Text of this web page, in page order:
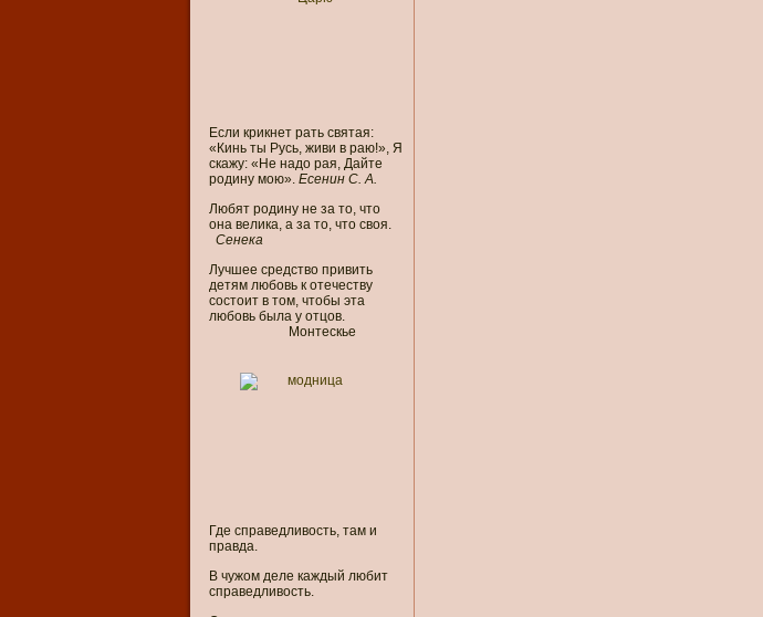
Если крикнет рать святая:
«Кинь ты Русь, живи в раю!», Я
скажу: «Не надо рая, Дайте
родину мою». Есенин С. А.
Любят родину не за то, что
она велика, а за то, что своя.
Сенека
Лучшее средство привить
детям любовь к отечеству
состоит в том, чтобы эта
любовь была у отцов.
Монтескье
Где справедливость, там и
правда.
В чужом деле каждый любит
справедливость.